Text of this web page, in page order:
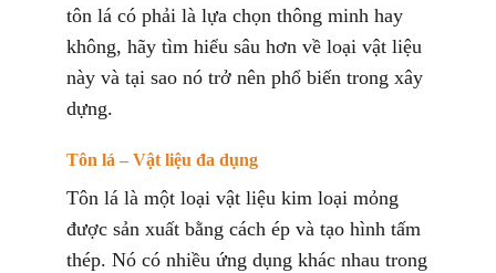
tôn lá có phải là lựa chọn thông minh hay
không, hãy tìm hiểu sâu hơn về loại vật liệu
này và tại sao nó trở nên phổ biến trong xây
dựng.
Tôn lá – Vật liệu đa dụng
Tôn lá là một loại vật liệu kim loại mỏng
được sản xuất bằng cách ép và tạo hình tấm
thép. Nó có nhiều ứng dụng khác nhau trong